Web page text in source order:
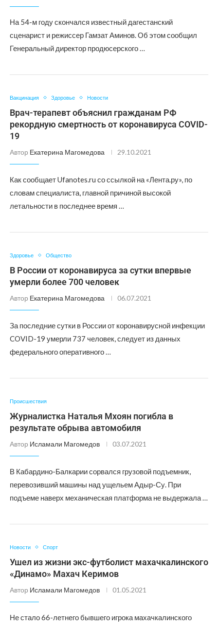
На 54-м году скончался известный дагестанский
сценарист и режиссер Гамзат Аминов. Об этом сообщил
Генеральный директор продюсерского …
Вакцинация Здоровье Новости
Врач-терапевт объяснил гражданам РФ
рекордную смертность от коронавируса COVID-
19
Автор Екатерина Магомедова 29.10.2021
Как сообщает Ufanotes.ru со ссылкой на «Лента.ру», по
словам специалиста, главной причиной высокой
летальности в последнее время …
Здоровье Общество
В России от коронавируса за сутки впервые
умерли более 700 человек
Автор Екатерина Магомедова 06.07.2021
За последние сутки в России от коронавирусной инфекции
COVID-19 умерли 737 человек, следует из данных
федерального оперативного …
Происшествия
Журналистка Наталья Мхоян погибла в
результате обрыва автомобиля
Автор Исламали Магомедов 03.07.2021
В Кабардино-Балкарии сорвался грузовой подъемник,
перевозивший машины над ущельем Адыр-Су. При
подъеме наверх механическая платформа не выдержала …
Новости Спорт
Ушел из жизни экс-футболист махачкалинского
«Динамо» Махач Керимов
Автор Исламали Магомедов 01.05.2021
Не стало 66-летнего бывшего игрока махачкалинского